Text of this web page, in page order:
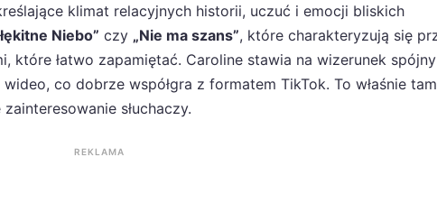
klimat relacyjnych historii, uczuć i emocji bliskich
Niebo” czy „Nie ma szans”, które charakteryzują się
które łatwo zapamiętać. Caroline stawia na wizerunek
co dobrze współgra z formatem TikTok. To właśnie
słuchaczy.
REKLAMA